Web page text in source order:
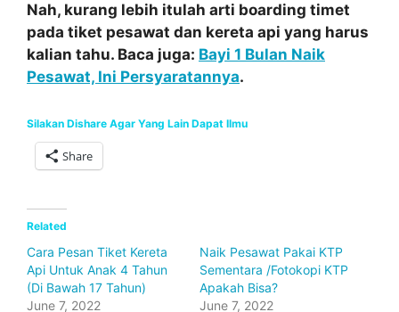
Nah, kurang lebih itulah arti boarding timet
pada tiket pesawat dan kereta api yang harus
kalian tahu. Baca juga: Bayi 1 Bulan Naik
Pesawat, Ini Persyaratannya.
Silakan Dishare Agar Yang Lain Dapat Ilmu
Share
Related
Cara Pesan Tiket Kereta
Api Untuk Anak 4 Tahun
(Di Bawah 17 Tahun)
June 7, 2022
Naik Pesawat Pakai KTP
Sementara /Fotokopi KTP
Apakah Bisa?
June 7, 2022